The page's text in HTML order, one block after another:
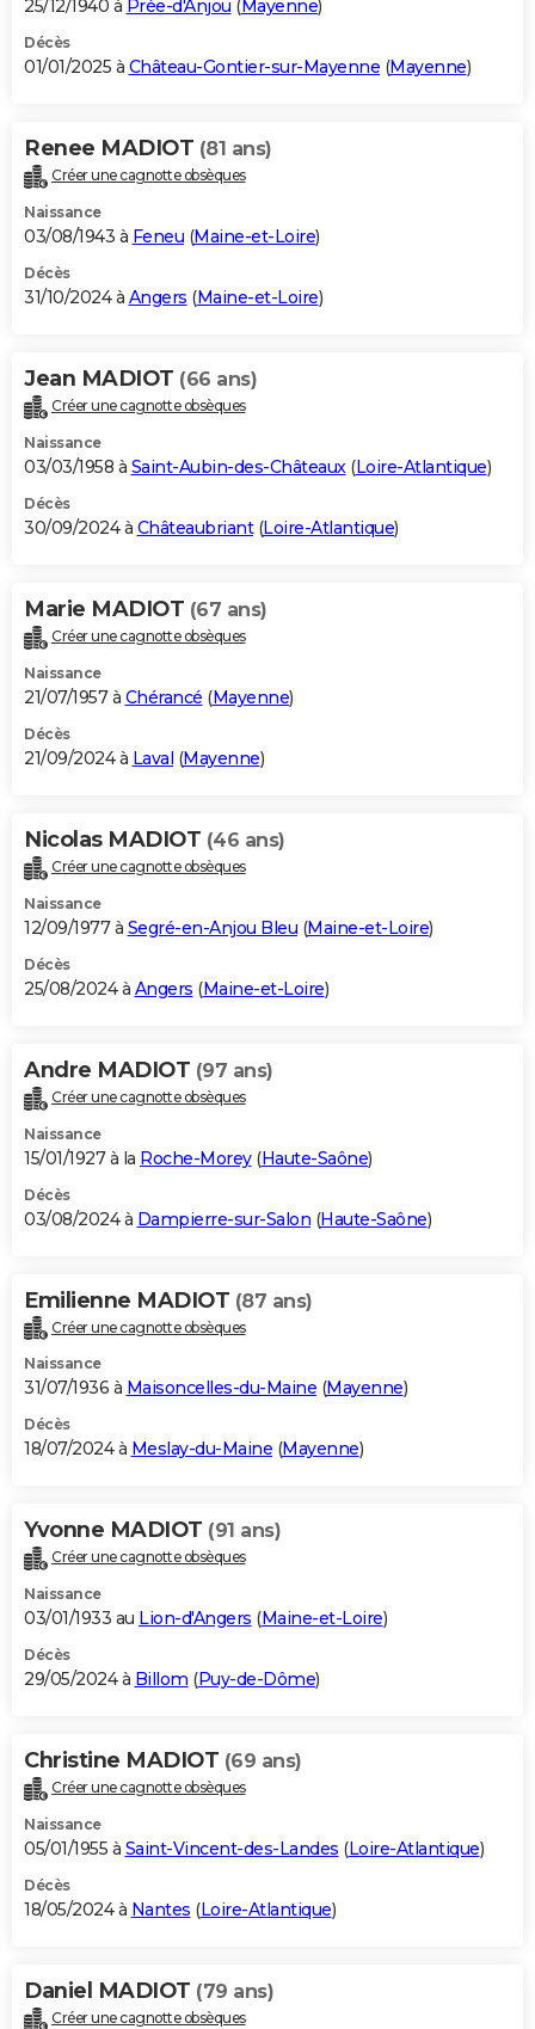
25/12/1940 à Prée-d'Anjou ( Mayenne)
Décès
01/01/2025 à Château-Gontier-sur-Mayenne (Mayenne)
Renee MADIOT (81 ans)
Créer une cagnotte obsèques
Naissance
03/08/1943 à Feneu (Maine-et-Loire)
Décès
31/10/2024 à Angers (Maine-et-Loire)
Jean MADIOT (66 ans)
Créer une cagnotte obsèques
Naissance
03/03/1958 à Saint-Aubin-des-Châteaux(Loire-Atlantique)
Décès
30/09/2024 à Châteaubriant(Loire-Atlantique)
Marie MADIOT (67 ans)
Créer une cagnotte obsèques
Naissance
21/07/1957 à Chérancé (Mayenne)
Décès
21/09/2024 à Laval (Mayenne)
Nicolas MADIOT (46 ans)
Créer une cagnotte obsèques
Naissance
12/09/1977 à Segré-en-Anjou Bleu (Maine-et-Loire)
Décès
25/08/2024 à Angers (Maine-et-Loire)
Andre MADIOT (97 ans)
Créer une cagnotte obsèques
Naissance
15/01/1927 à la Roche-Morey(Haute-Saône)
Décès
03/08/2024 à Dampierre-sur-Salon (Haute-Saône)
Emilienne MADIOT (87 ans)
Créer une cagnotte obsèques
Naissance
31/07/1936 à Maisoncelles-du-Maine (Mayenne)
Décès
18/07/2024 à Meslay-du-Maine (Mayenne)
Yvonne MADIOT (91 ans)
Créer une cagnotte obsèques
Naissance
03/01/1933 au Lion-d'Angers (Maine-et-Loire)
Décès
29/05/2024 à Billom (Puy-de-Dôme)
Christine MADIOT (69 ans)
Créer une cagnotte obsèques
Naissance
05/01/1955 à Saint-Vincent-des-Landes (Loire-Atlantique)
Décès
18/05/2024 à Nantes (Loire-Atlantique)
Daniel MADIOT (79 ans)
Créer une cagnotte obsèques